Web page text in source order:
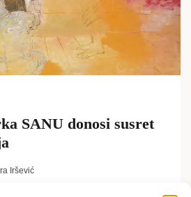
SANU donosi susret
Iršević